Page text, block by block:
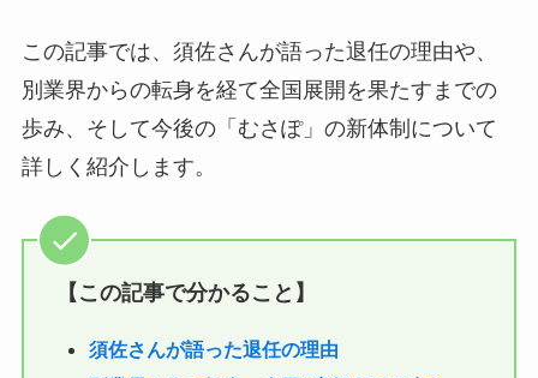
この記事では、須佐さんが語った退任の理由や、
別業界からの転身を経て全国展開を果たすまでの
歩み、そして今後の「むさぽ」の新体制について
詳しく紹介します。
【この記事で分かること】
須佐さんが語った退任の理由